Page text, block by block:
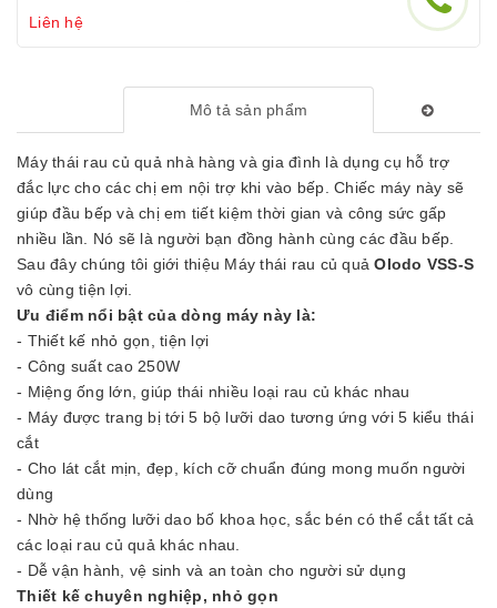
Liên hệ
Mô tả sản phẩm
Máy thái rau củ quả nhà hàng và gia đình là dụng cụ hỗ trợ
đắc lực cho các chị em nội trợ khi vào bếp. Chiếc máy này sẽ
giúp đầu bếp và chị em tiết kiệm thời gian và công sức gấp
nhiều lần. Nó sẽ là người bạn đồng hành cùng các đầu bếp.
Sau đây chúng tôi giới thiệu Máy thái rau củ quả Olodo VSS-S
vô cùng tiện lợi.
Ưu điểm nổi bật của dòng máy này là:
- Thiết kế nhỏ gọn, tiện lợi
- Công suất cao 250W
- Miệng ống lớn, giúp thái nhiều loại rau củ khác nhau
- Máy được trang bị tới 5 bộ lưỡi dao tương ứng với 5 kiểu thái
cắt
- Cho lát cắt mịn, đẹp, kích cỡ chuẩn đúng mong muốn người
dùng
- Nhờ hệ thống lưỡi dao bố khoa học, sắc bén có thể cắt tất cả
các loại rau củ quả khác nhau.
- Dễ vận hành, vệ sinh và an toàn cho người sử dụng
Thiết kế chuyên nghiệp, nhỏ gọn